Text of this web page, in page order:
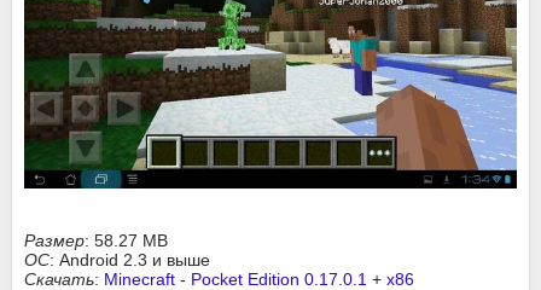
Размер: 58.27 MB
ОС: Android 2.3 и выше
Скачать: Minecraft - Pocket Edition 0.17.0.1 + x86